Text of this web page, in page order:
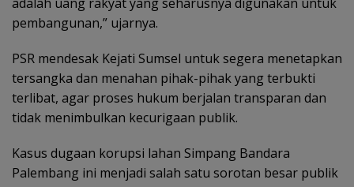
pembangunan,” ujarnya.
PSR mendesak Kejati Sumsel untuk segera menetapkan
tersangka dan menahan pihak-pihak yang terbukti
terlibat, agar proses hukum berjalan transparan dan
tidak menimbulkan kecurigaan publik.
Kasus dugaan korupsi lahan Simpang Bandara
Palembang ini menjadi salah satu sorotan besar publik